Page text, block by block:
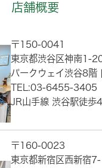
店舗概要
〒150-0041
東京都渋谷区神南1-
パークウェイ渋谷8階
TEL:03-6455-3405
JR山手線 渋谷駅徒歩
〒160-0023
東京都新宿区西新宿